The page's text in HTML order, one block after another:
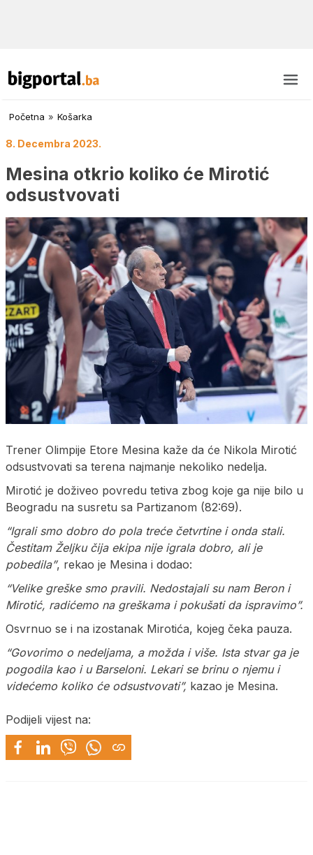
Početna » Košarka
8. Decembra 2023.
Mesina otkrio koliko će Mirotić
odsustvovati
Trener Olimpije Etore Mesina kaže da će Nikola Mirotić
odsustvovati sa terena najmanje nekoliko nedelja.
Mirotić je doživeo povredu tetiva zbog koje ga nije bilo u
Beogradu na susretu sa Partizanom (82:69).
“Igrali smo dobro do pola treće četvrtine i onda stali.
Čestitam Željku čija ekipa nije igrala dobro, ali je
pobedila”, rekao je Mesina i dodao:
“Velike greške smo pravili. Nedostajali su nam Beron i
Mirotić, radićemo na greškama i pokušati da ispravimo”.
Osvrnuo se i na izostanak Mirotića, kojeg čeka pauza.
“Govorimo o nedeljama, a možda i više. Ista stvar ga je
pogodila kao i u Barseloni. Lekari se brinu o njemu i
videćemo koliko će odsustvovati”, kazao je Mesina.
Podijeli vijest na: